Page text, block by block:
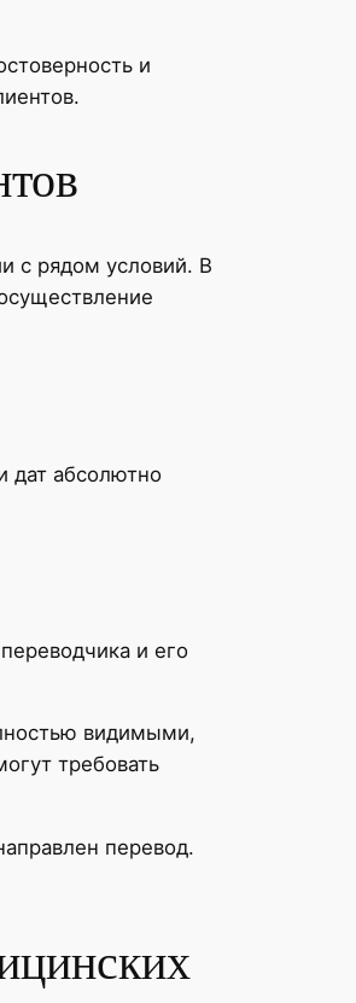
и
с рядом условий. В
дат абсолютно
и его
видимыми,
требовать
перевод.